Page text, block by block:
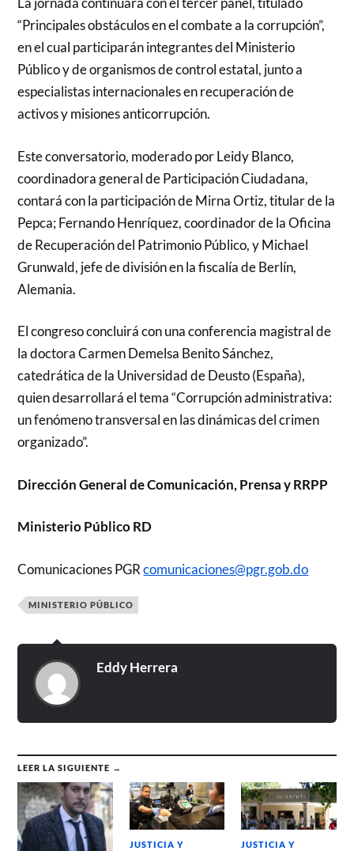
“Principales obstáculos en el combate a la corrupción”,
en el cual participarán integrantes del Ministerio
Público y de organismos de control estatal, junto a
especialistas internacionales en recuperación de
activos y misiones anticorrupción.
Este conversatorio, moderado por Leidy Blanco,
coordinadora general de Participación Ciudadana,
contará con la participación de Mirna Ortiz, titular de la
Pepca; Fernando Henríquez, coordinador de la Oficina
de Recuperación del Patrimonio Público, y Michael
Grunwald, jefe de división en la fiscalía de Berlín,
Alemania.
El congreso concluirá con una conferencia magistral de
la doctora Carmen Demelsa Benito Sánchez,
catedrática de la Universidad de Deusto (España),
quien desarrollará el tema “Corrupción administrativa:
un fenómeno transversal en las dinámicas del crimen
organizado”.
Dirección General de Comunicación, Prensa y RRPP
Ministerio Público RD
Comunicaciones PGRcomunicaciones@pgr.gob.do
MINISTERIO PÚBLICO
Eddy Herrera
LEER LA SIGUIENTE →
JUSTICIA Y
JUSTICIA Y